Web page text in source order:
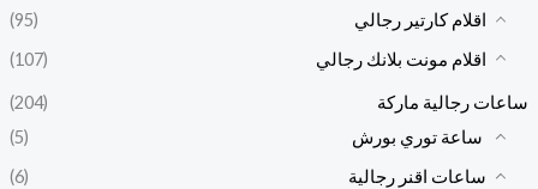
اقلام كارتير رجالي
(95)
اقلام مونت بلانك رجالي
(107)
ساعات رجالية ماركة
(204)
ساعة توري بورش
(5)
ساعات اقنر رجالية
(6)